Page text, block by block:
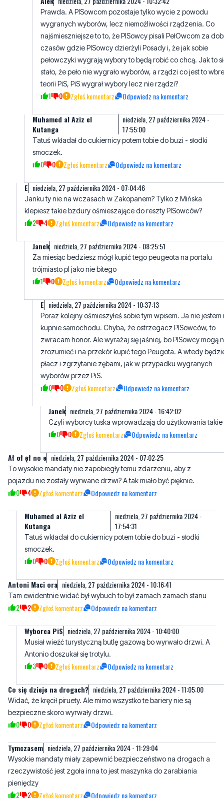
czasów gdzie PISowcy dzierżyli Posady i, że jak sobie
pełowczyki wygrają wybory to będą robić co chcą. Jak to
stało, że peło nie wygrało wyborów, a rządzi co jest to
teorii PiS, PiS wygrał wybory lecz nie rządzi?
1 0 Zgłoś komentarz Odpowiedz na komentarz
Muhamed al Aziz el
Kutanga
niedziela, 27 października 2024 -
17:55:00
smoczek.
0 0 Odpowiedz na komentarz
niedziela, 27 października 2024 - 07:04:46
Janku ty nie na wczasach w Zakopanem? Tylko z Mińska
2 4 Zgłoś komentarz Odpowiedz na komentarz
Janek niedziela, 27 października 2024 - 08:25:51
Za miesiąc bedziesz mógł kupić tego peugeota na portalu
1 0 Zgłoś komentarz Odpowiedz na komentarz
E niedziela, 27 października 2024 - 10:37:13
Poraz kolejny ośmieszyłeś sobie tym wpisem. Ja nie jestem
zwracam honor. Ale wyrażaj się jaśniej, bo PISowcy mogą
zrozumieć i na przekór kupić tego Peugota. A wtedy
płacz i zgrzytanie zębami, jak w przypadku wygranych
wyborów przez PiS.
0 0 Zgłoś komentarz Odpowiedz na komentarz
Janek niedziela, 27 października 2024 - 16:42:02
Czyli wyborcy tuska wprowadzają do użytkowania
niedziela, 27 października 2024 - 07:02:25
To wysokie mandaty nie zapobiegły temu zdarzeniu, aby z
0 4 Zgłoś komentarz Odpowiedz na komentarz
Muhamed al Aziz el
Kutanga
niedziela, 27 października 2024 -
17:54:31
smoczek.
0 0 Odpowiedz na komentarz
Antoni Maci ora
Tam ewidentnie widać był wybuch to był zamach zamach stanu
Wyborca PiS niedziela, 27 października 2024 - 10:40:00
Musiał wieźć turystyczną butlę gazową bo wyrwało drzwi. A
3 0 Zgłoś komentarz Odpowiedz na komentarz
Co się dzieje na drogach? niedziela, 27 października 2024 - 11:05:00
Widać, że kręcił piruety. Ale mimo wszystko te bariery nie są
0 0 Zgłoś komentarz Odpowiedz na komentarz
Tymczasem niedziela, 27 października 2024 - 11:29:04
Wysokie mandaty miały zapewnić bezpieczeństwo na drogach a
pieniędzy
2 2 Zgłoś komentarz Odpowiedz na komentarz
Muhamed al Aziz el
Kutanga
17:54:09